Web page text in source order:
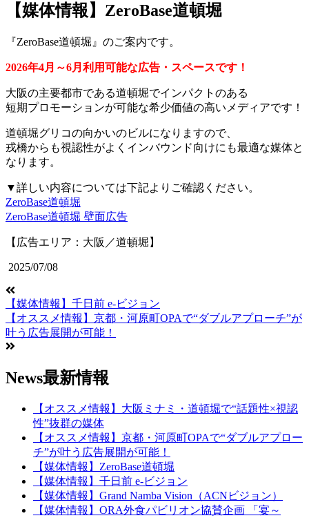
【媒体情報】ZeroBase道頓堀
『ZeroBase道頓堀』のご案内です。
2026年4月～6月利用可能な広告・スペースです！
大阪の主要都市である道頓堀でインパクトのある
短期プロモーションが可能な希少価値の高いメディアです！
道頓堀グリコの向かいのビルになりますので、
戎橋からも視認性がよくインバウンド向けにも最適な媒体と
なります。
▼詳しい内容については下記よりご確認ください。
ZeroBase道頓堀
ZeroBase道頓堀 壁面広告
【広告エリア：大阪／道頓堀】
2025/07/08
【媒体情報】千日前 e-ビジョン
【オススメ情報】京都・河原町OPAで“ダブルアプローチ”が
叶う広告展開が可能！
News最新情報
【オススメ情報】大阪ミナミ・道頓堀で“話題性×視認
性”抜群の媒体
【オススメ情報】京都・河原町OPAで“ダブルアプロー
チ”が叶う広告展開が可能！
【媒体情報】ZeroBase道頓堀
【媒体情報】千日前 e-ビジョン
【媒体情報】Grand Namba Vision（ACNビジョン）
【媒体情報】ORA外食パビリオン協賛企画 「宴～